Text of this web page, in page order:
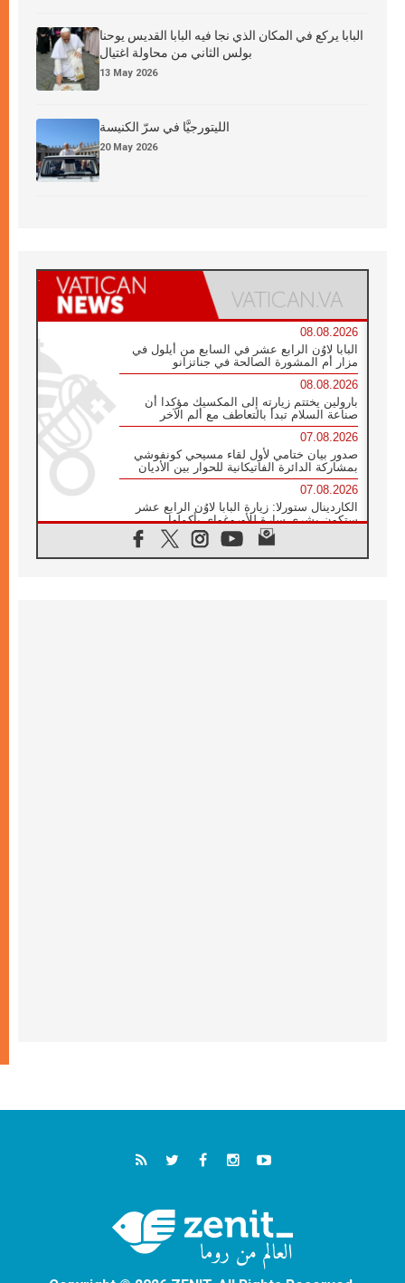
البابا يركع في المكان الذي نجا فيه البابا القديس يوحنا
بولس الثاني من محاولة اغتيال
13 May 2026
الليتورجيَّا في سرّ الكنيسة
20 May 2026
08.08.2026
البابا لاوُن الرابع عشر في السابع من أيلول في
مزار أم المشورة الصالحة في جناتزانو
08.08.2026
بارولين يختتم زيارته إلى المكسيك مؤكدا أن
صناعة السلام تبدأ بالتعاطف مع ألم الآخر
07.08.2026
صدور بيان ختامي لأول لقاء مسيحي كونفوشي
بمشاركة الدائرة الفاتيكانية للحوار بين الأديان
07.08.2026
الكاردينال ستورلا: زيارة البابا لاوُن الرابع عشر
ستكون بشرى سارة للأوروغواي بأكملها
الفاتيكان يعلن برنامج الزيارة الرسولية للبابا لاوُن